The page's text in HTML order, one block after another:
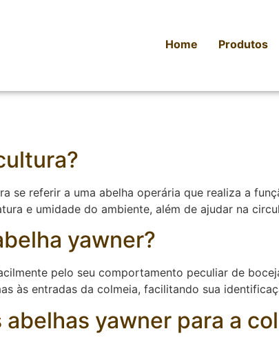
Home Produtos
se referir a uma abelha operária que realiza a
e umidade do ambiente, além de ajudar na
yawner?
pelo seu comportamento peculiar de
às entradas da colmeia, facilitando sua
yawner para a